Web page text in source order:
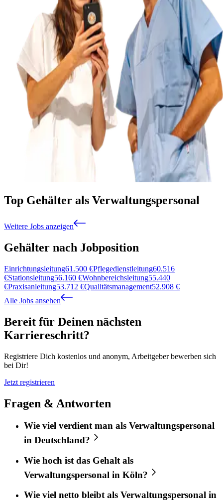
Top Gehälter als Verwaltungspersonal
Weitere Jobs anzeigen
Gehälter nach Jobposition
Einrichtungsleitung61.500 €Pflegedienstleitung60.516
€Stationsleitung56.160 €Wohnbereichsleitung55.440
€Praxisanleitung53.712 €Qualitätsmanagement52.908 €
Alle Jobs ansehen
Bereit für Deinen nächsten
Karriereschritt?
Registriere Dich kostenlos und anonym, Arbeitgeber bewerben sich
bei Dir!
Jetzt registrieren
Fragen & Antworten
Wie viel verdient man als Verwaltungspersonal
in Deutschland?
Wie hoch ist das Gehalt als
Verwaltungspersonal in Köln?
Wie viel netto bleibt als Verwaltungspersonal in